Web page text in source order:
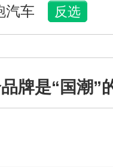
汽车
牌是“国潮”